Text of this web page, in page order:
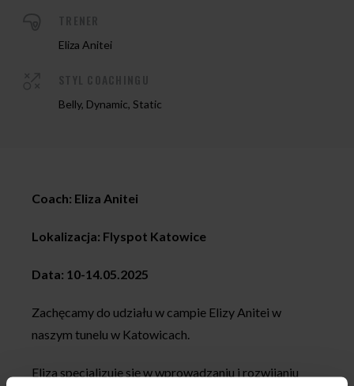
Eliza Anitei
Belly, Dynamic, Static
Coach: Eliza Anitei
Lokalizacja: Flyspot Katowice
Data: 10-14.05.2025
Zachęcamy do udziału w campie Elizy Anitei w
naszym tunelu w Katowicach.
Eliza specjalizuje się w wprowadzaniu i rozwijaniu